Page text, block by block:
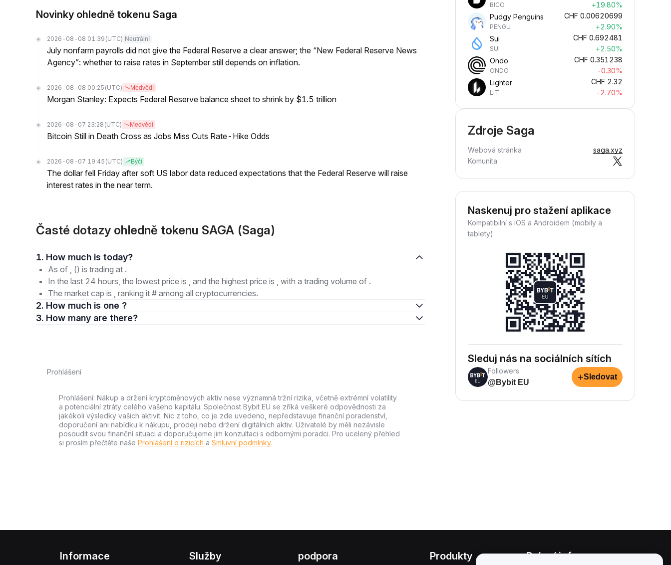
Novinky ohledně tokenu Saga
2026-08-08 01:39 (UTC) Neutrální
July nonfarm payrolls did not give the Federal Reserve a clear answer; the “New Federal Reserve News
Agency”: whether to raise rates in September still depends on inflation.
2026-08-08 00:25 (UTC) Medvědí
Morgan Stanley: Expects Federal Reserve balance sheet to shrink by $1.5 trillion
2026-08-07 23:28 (UTC) Medvědí
Bitcoin Still in Death Cross as Jobs Miss Cuts Rate-Hike Odds
2026-08-07 19:45 (UTC) Býčí
The dollar fell Friday after soft US labor data reduced expectations that the Federal Reserve will raise
interest rates in the near term.
Časté dotazy ohledně tokenu SAGA (Saga)
1. How much is today?
As of , () is trading at .
In the last 24 hours, the lowest price is , and the highest price is , with a trading volume of .
The market cap is , ranking it # among all cryptocurrencies.
2. How much is one ?
3. How many are there?
Prohlášení
Prohlášení: Nákup a držení kryptoměnových aktiv nese významná tržní rizika, včetně extrémní volatility
a potenciální ztráty celého vašeho kapitálu. Společnost Bybit EU se zříká veškeré odpovědnosti za
jakékoli výsledky vašich aktivit. Nic z toho, co je zde uvedeno, nepředstavuje finanční poradenství,
doporučení ani nabídku k nákupu, prodeji nebo držení digitálních aktiv. Uživatelé by měli nezávisle
posoudit svou finanční situaci a doporučujeme jim konzultaci s odbornými poradci. Pro ucelený přehled
si prosím přečtěte naše Prohlášení o rizicích a Smluvní podmínky.
BICO
+19.80%
Pudgy Penguins
PENGU
CHF 0.00620699
+2.90%
Sui
SUI
CHF 0.692481
+2.50%
Ondo
ONDO
CHF 0.351238
-0.30%
Lighter
LIT
CHF 2.32
-2.70%
Zdroje Saga
Webová stránka
saga.xyz
Komunita
Naskenuj pro stažení aplikace
Kompatibilní s iOS a Androidem (mobily a
tablety)
Sleduj nás na sociálních sítích
Followers
@Bybit EU
+Sledovat
Informace Služby podpora Produkty Právní informace